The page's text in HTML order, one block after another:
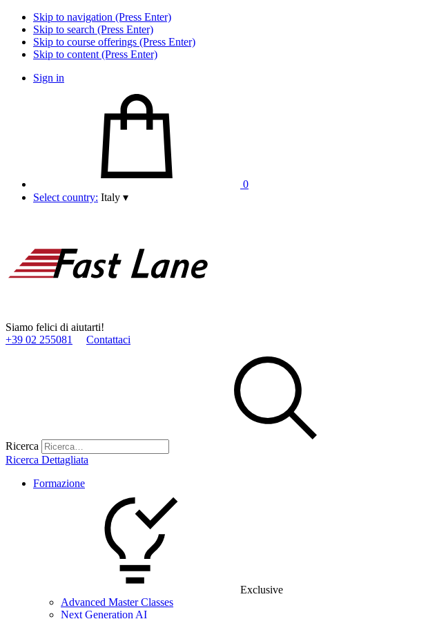
Skip to navigation (Press Enter)
Skip to search (Press Enter)
Skip to course offerings (Press Enter)
Skip to content (Press Enter)
Sign in
0
Select country: Italy ▾
Siamo felici di aiutarti!
+39 02 255081
Contattaci
Ricerca
Ricerca Dettagliata
Formazione
Exclusive
Advanced Master Classes
Next Generation AI